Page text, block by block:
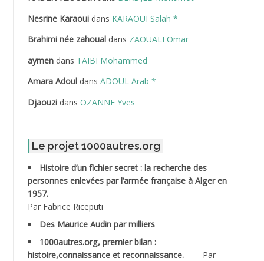
ABDELLI Mohamed
ABDELLI Mohamed *
ABDELMOUMENE Ahmed
ABDESMED Mohamed ben Kaddour
ABDESSELAMI Kouider
ABDESSLEM Ahmed dit le Coiffeur
Nesrine Karaouidans KARAOUI Salah *
Brahimi née zahoualdans ZAOUALI Omar
aymendans TAIBI Mohammed
Amara Adouldans ADOUL Arab *
Djaouzidans OZANNE Yves
Le projet 1000autres.org
Histoire d’un fichier secret : la recherche des
personnes enlevées par l’armée française à Alger en
1957.
Par Fabrice Riceputi
Des Maurice Audin par milliers
1000autres.org, premier bilan :
histoire,connaissance et reconnaissance.
Par